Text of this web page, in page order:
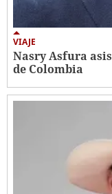
VIAJE
Nasry Asfura
de Colombia